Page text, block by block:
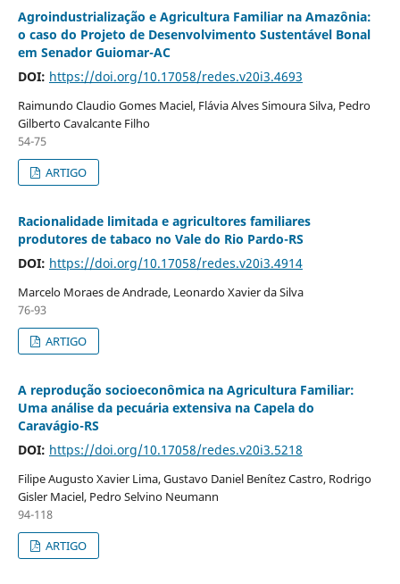
Agroindustrialização e Agricultura Familiar na Amazônia:
o caso do Projeto de Desenvolvimento Sustentável Bonal
em Senador Guiomar-AC
DOI: https://doi.org/10.17058/redes.v20i3.4693
Raimundo Claudio Gomes Maciel, Flávia Alves Simoura Silva, Pedro
Gilberto Cavalcante Filho
54-75
ARTIGO
Racionalidade limitada e agricultores familiares
produtores de tabaco no Vale do Rio Pardo-RS
DOI: https://doi.org/10.17058/redes.v20i3.4914
Marcelo Moraes de Andrade, Leonardo Xavier da Silva
76-93
ARTIGO
A reprodução socioeconômica na Agricultura Familiar:
Uma análise da pecuária extensiva na Capela do
Caravágio-RS
DOI: https://doi.org/10.17058/redes.v20i3.5218
Filipe Augusto Xavier Lima, Gustavo Daniel Benítez Castro, Rodrigo
Gisler Maciel, Pedro Selvino Neumann
94-118
ARTIGO